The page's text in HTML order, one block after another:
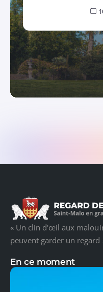
« Un clin d'œil aux
peuvent garder un regard
En ce moment